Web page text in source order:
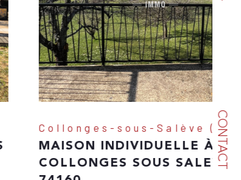
CONTACT
sous-Salève (74160)
INDIVIDUELLE À
SOUS SALEVE